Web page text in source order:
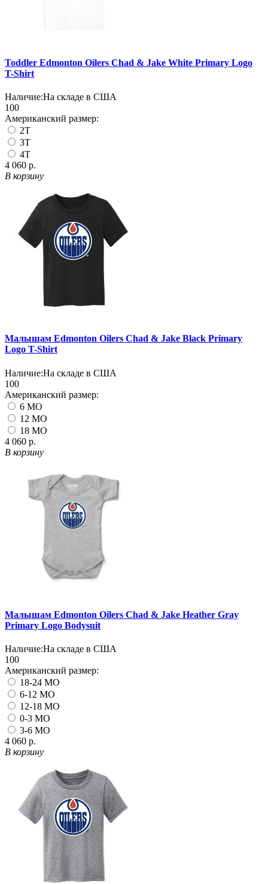
Toddler Edmonton Oilers Chad & Jake White Primary Logo
T-Shirt
Наличие:На складе в США
100
Американский размер:
2T
3T
4T
4 060 р.
В корзину
Малышам Edmonton Oilers Chad & Jake Black Primary
Logo T-Shirt
Наличие:На складе в США
100
Американский размер:
6 MO
12 MO
18 MO
4 060 р.
В корзину
Малышам Edmonton Oilers Chad & Jake Heather Gray
Primary Logo Bodysuit
Наличие:На складе в США
100
Американский размер:
18-24 MO
6-12 MO
12-18 MO
0-3 MO
3-6 MO
4 060 р.
В корзину